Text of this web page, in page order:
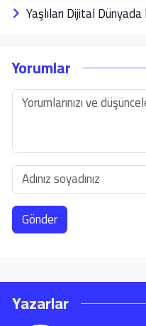
Yaşlıları Dijital
Yorumlar
Gönder
Yazarlar